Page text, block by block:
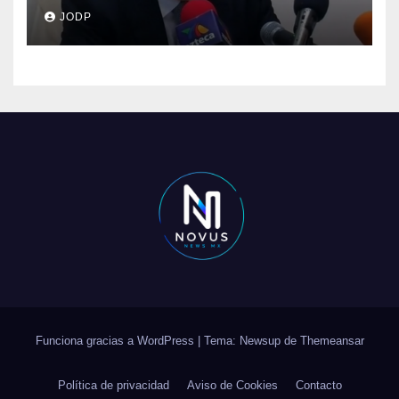
clave del caso Ayotzinapa
JODP
Funciona gracias a WordPress Tema: Newsup de Themeansar
Política de privacidad Aviso de Cookies Contacto